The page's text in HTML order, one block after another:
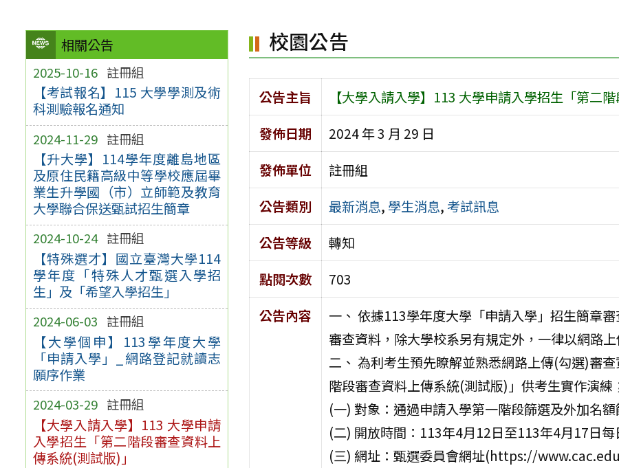
相關公告
2025-10-16 註冊組
【考試報名】115 大學學測及術
科測驗報名通知
2024-11-29 註冊組
【升大學】114學年度離島地區
及原住民籍高級中等學校應屆畢
業生升學國（市）立師範及教育
大學聯合保送甄試招生簡章
2024-10-24 註冊組
【特殊選才】國立臺灣大學114
學年度「特殊人才甄選入學招
生」及「希望入學招生」
2024-06-03 註冊組
【大學個申】113學年度大學
「申請入學」_網路登記就讀志
願序作業
2024-03-29 註冊組
【大學入請入學】113 大學申請
入學招生「第二階段審查資料上
傳系統(測試版)」
校園公告
公告主旨
【大學入請入學】113 大學申請入學招生「第二
發佈日期
2024 年 3 月 29 日
發佈單位
註冊組
公告類別
最新消息, 學生消息, 考試訊息
公告等級
轉知
點閱次數
703
公告內容
一、 依據113學年度大學「申請入學」招生簡章
審查資料，除大學校系另有規定外，一律以網路
二、 為利考生預先瞭解並熟悉網路上傳(勾選)審
階段審查資料上傳系統(測試版)」供考生實作演練
(一) 對象：通過申請入學第一階段篩選及外加名額
(二) 開放時間：113年4月12日至113年4月17日每
(三) 網址：甄選委員會網址(https://